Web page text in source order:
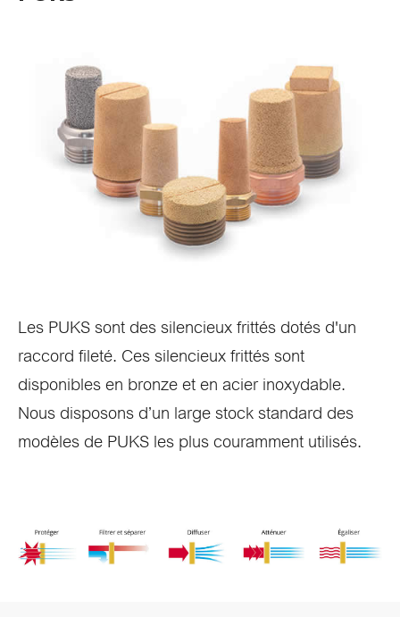
Les PUKS sont des silencieux frittés dotés d'un
raccord fileté. Ces silencieux frittés sont
disponibles en bronze et en acier inoxydable.
Nous disposons d’un large stock standard des
modèles de PUKS les plus couramment utilisés.